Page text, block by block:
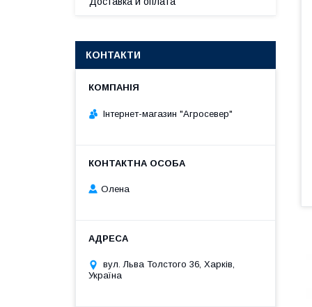
КОНТАКТИ
Інтернет-магазин "Агросевер"
Олена
вул. Льва Толстого 36, Харків,
Україна